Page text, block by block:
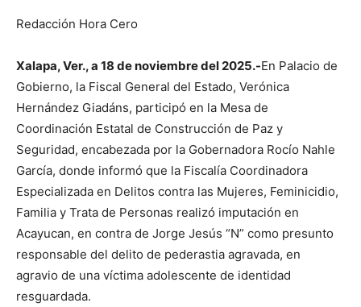
Redacción Hora Cero
Xalapa, Ver., a 18 de noviembre del 2025.-En Palacio de
Gobierno, la Fiscal General del Estado, Verónica
Hernández Giadáns, participó en la Mesa de
Coordinación Estatal de Construcción de Paz y
Seguridad, encabezada por la Gobernadora Rocío Nahle
García, donde informó que la Fiscalía Coordinadora
Especializada en Delitos contra las Mujeres, Feminicidio,
Familia y Trata de Personas realizó imputación en
Acayucan, en contra de Jorge Jesús “N” como presunto
responsable del delito de pederastia agravada, en
agravio de una víctima adolescente de identidad
resguardada.